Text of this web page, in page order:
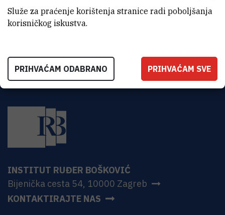
Institut Ruđer Bošković
Bijenička 54
HR-10000 Zagreb
INSTITUT RUĐER BOŠKOVIĆ
Bijenička cesta 54, 10000 Zagreb
KONTAKTIRAJTE NAS
Služe za praćenje korištenja stranice radi poboljšanja
korisničkog iskustva.
PRIHVAĆAM ODABRANO PRIHVAĆAM SVE